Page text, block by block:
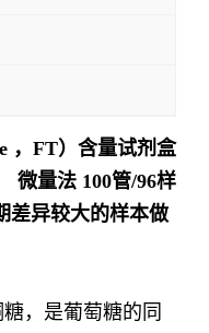
， FT） 含量试剂盒
微量法 100管/96样
差异较大的样本做
，是葡萄糖的同